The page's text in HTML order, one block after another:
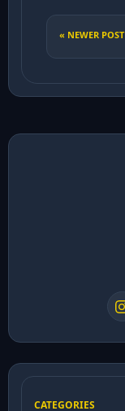
« NEWER POST
CATEGORIES